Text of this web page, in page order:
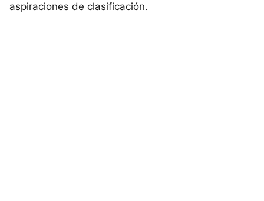
aspiraciones de clasificación.